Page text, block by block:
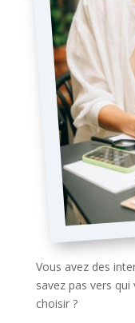
Vous avez des
savez pas vers
choisir ?